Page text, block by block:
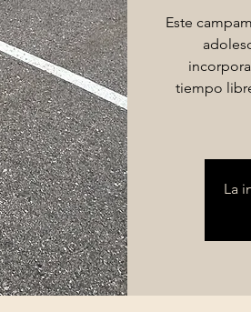
Este
tiempo
La